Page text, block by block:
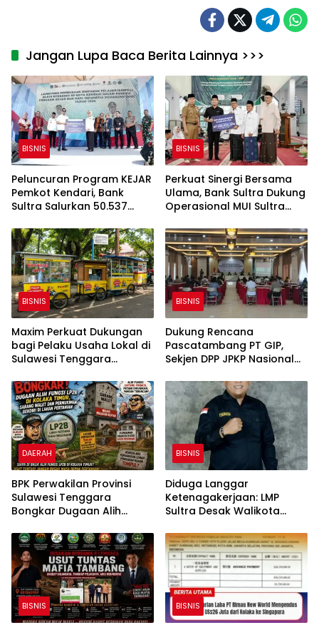
Jangan Lupa Baca Berita Lainnya >>>
BISNIS
Peluncuran Program KEJAR
Pemkot Kendari, Bank
Sultra Salurkan 50.537
BISNIS
Perkuat Sinergi Bersama
Ulama, Bank Sultra Dukung
Operasional MUI Sultra
Rp200 Juta
BISNIS
Maxim Perkuat Dukungan
bagi Pelaku Usaha Lokal di
Sulawesi Tenggara
Ruang Publik dan
Kebersihan Pasar
BISNIS
Dukung Rencana
Pascatambang PT GIP,
Sekjen DPP JPKP Nasional
Lingkungan dan
Kelestarian Danau Rano
DAERAH
BPK Perwakilan Provinsi
Sulawesi Tenggara
Bongkar Dugaan Alih
Timur, Sarang Walet dan
Permukiman Berdiri di
Lahan Pertanian
BISNIS
Diduga Langgar
Ketenagakerjaan: LMP
Sultra Desak Walikota
Club
BISNIS BISNIS